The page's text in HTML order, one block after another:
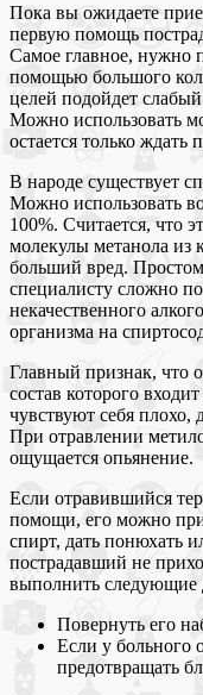
Пока вы ожидаете
первую помощь
Самое главное, нужно
помощью большого
целей подойдет
Можно использовать
остается только ждать
В народе существует
Можно использовать
100%. Считается, что
молекулы метанола из
больший вред.
специалисту сложно
некачественного
организма на
Главный признак, что
состав которого
чувствуют себя плохо,
При отравлении
ощущается опьянение.
Если отравившийся
помощи, его можно
спирт, дать понюхать
пострадавший не
выполнить следующие
Повернуть его
Если у больного
предотвращать